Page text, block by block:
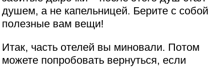
душем, а не капельницей. Берите с собой
полезные вам вещи!
Итак, часть отелей вы миновали. Потом
можете попробовать вернуться, если